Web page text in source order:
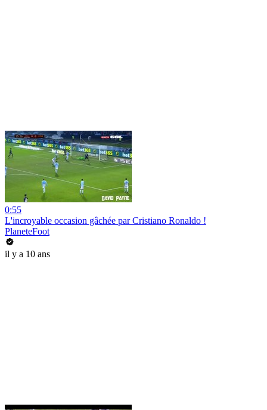
0:55
L'incroyable occasion gâchée par Cristiano Ronaldo !
PlaneteFoot
il y a 10 ans